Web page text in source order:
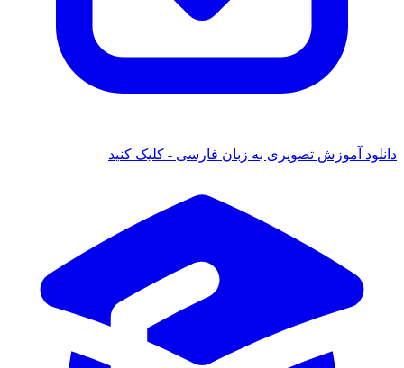
دانلود آموزش تصویری به زبان فارسی - کلیک کنید